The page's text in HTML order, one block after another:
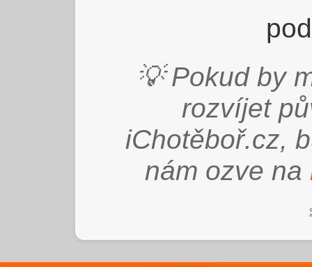
💡 Pokud by
rozvíjet
iChotěboř.cz,
nám ozve na